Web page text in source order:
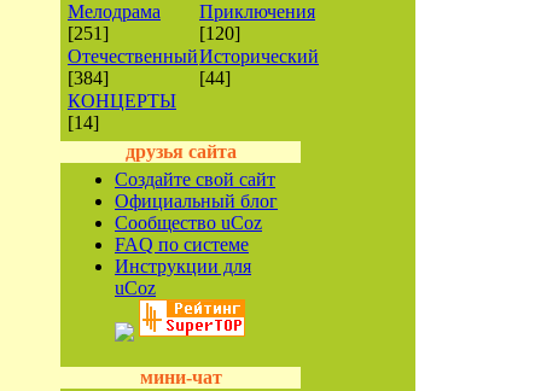
Мелодрама
[251]
Приключения
[120]
Отечественный
[384]
Исторический
[44]
КОНЦЕРТЫ
[14]
друзья сайта
Создайте свой сайт
Официальный блог
Сообщество uCoz
FAQ по системе
Инструкции для
uCoz
мини-чат